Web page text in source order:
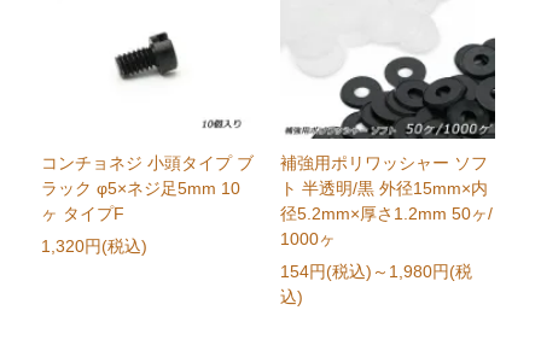
コンチョネジ 小頭タイプ ブ
ラック φ5×ネジ足5mm 10
ヶ タイプF
1,320円(税込)
補強用ポリワッシャー ソフ
ト 半透明/黒 外径15mm×内
径5.2mm×厚さ1.2mm 50ヶ/
1000ヶ
154円(税込) ～1,980円(税
込)